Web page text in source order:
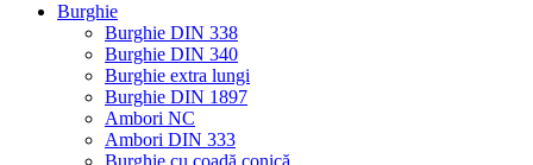
Burghie
Burghie DIN 338
Burghie DIN 340
Burghie extra lungi
Burghie DIN 1897
Ambori NC
Ambori DIN 333
Burghie cu coadă conică